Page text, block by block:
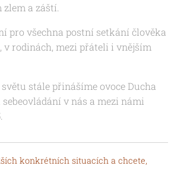
a záští.
pro všechna postní setkání člověka
v rodinách, mezi přáteli i vnějším
světu stále přinášíme ovoce Ducha
v nás a mezi námi
konkrétních situacích a chcete,